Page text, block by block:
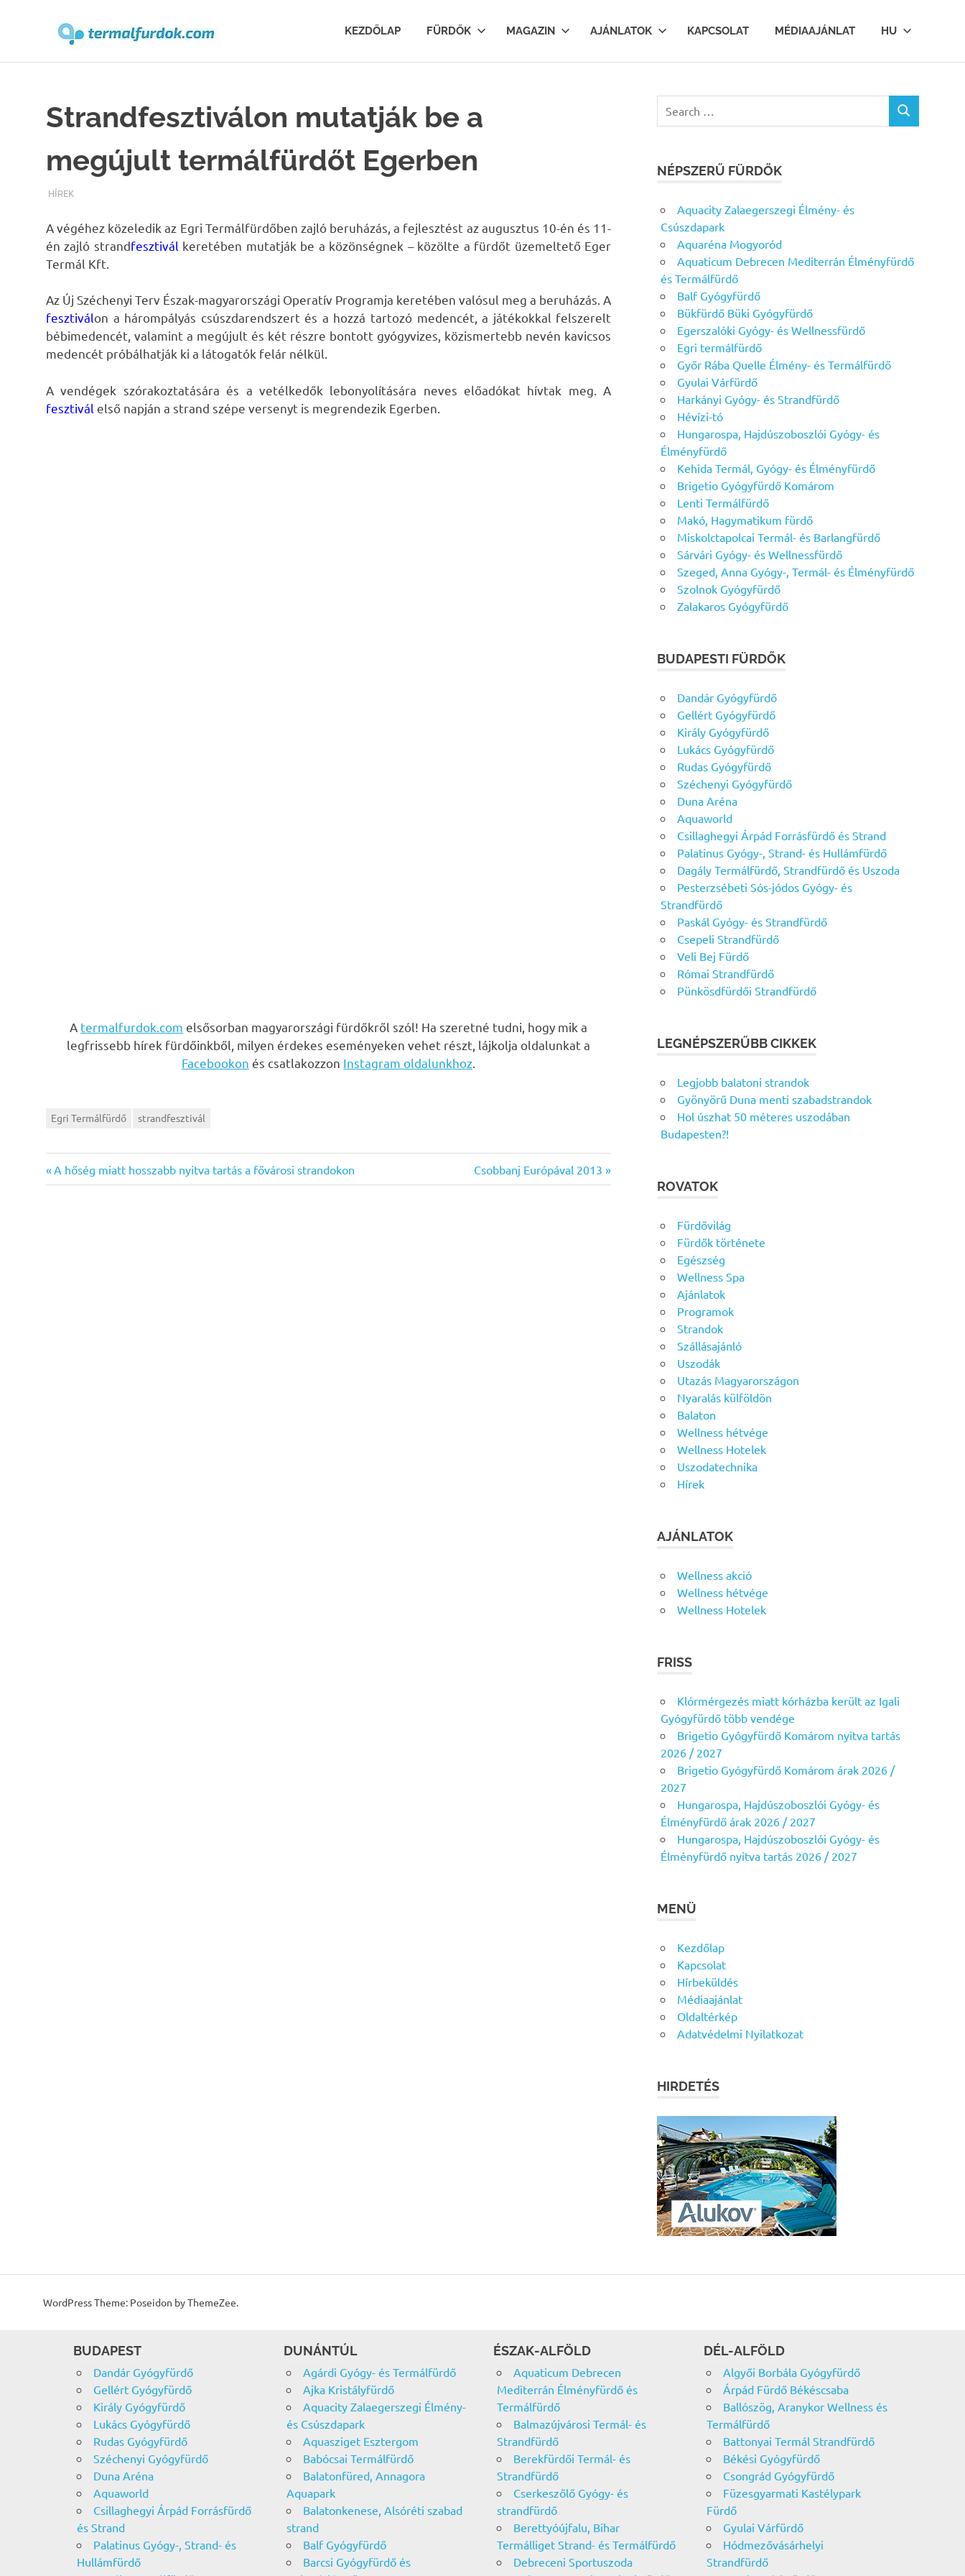
Termalfurdok.com
KEZDŐLAP FÜRDŐK MAGAZIN AJÁNLATOK KAPCSOLAT MÉDIAAJÁNLAT HU
Strandfesztiválon mutatják be a
megújult termálfürdőt Egerben
TERMALFURDOK.COM
HÍREK
A végéhez közeledik az Egri Termálfürdőben zajló beruházás, a fejlesztést az augusztus 10-én és 11-
én zajló strandfesztivál keretében mutatják be a közönségnek – közölte a fürdőt üzemeltető Eger
Termál Kft.
Az Új Széchenyi Terv Észak-magyarországi Operatív Programja keretében valósul meg a beruházás. A
fesztiválon a hárompályás csúszdarendszert és a hozzá tartozó medencét, a játékokkal felszerelt
bébimedencét, valamint a megújult és két részre bontott gyógyvizes, közismertebb nevén kavicsos
medencét próbálhatják ki a látogatók felár nélkül.
A vendégek szórakoztatására és a vetélkedők lebonyolítására neves előadókat hívtak meg. A
fesztivál első napján a strand szépe versenyt is megrendezik Egerben.
A termalfurdok.com elsősorban magyarországi fürdőkről szól! Ha szeretné tudni, hogy mik a
legfrissebb hírek fürdőinkből, milyen érdekes eseményeken vehet részt, lájkolja oldalunkat a
Facebookon és csatlakozzon Instagram oldalunkhoz.
Egri Termálfürdő strandfesztivál
Bejegyzés
Previous
Post:
A hőség miatt hosszabb nyitva tartás a fővárosi strandokon
Next
Post:
Csobbanj Európával 2013
for:
SEARCH
NÉPSZERŰ FÜRDŐK
Aquacity Zalaegerszegi Élmény- és
Csúszdapark
Aquaréna Mogyoród
Aquaticum Debrecen Mediterrán Élményfürdő
és Termálfürdő
Balf Gyógyfürdő
Bükfürdő Büki Gyógyfürdő
Egerszalóki Gyógy- és Wellnessfürdő
Egri termálfürdő
Győr Rába Quelle Élmény- és Termálfürdő
Gyulai Várfürdő
Harkányi Gyógy- és Strandfürdő
Hévízi-tó
Hungarospa, Hajdúszoboszlói Gyógy- és
Élményfürdő
Kehida Termál, Gyógy- és Élményfürdő
Brigetio Gyógyfürdő Komárom
Lenti Termálfürdő
Makó, Hagymatikum fürdő
Miskolctapolcai Termál- és Barlangfürdő
Sárvári Gyógy- és Wellnessfürdő
Szeged, Anna Gyógy-, Termál- és Élményfürdő
Szolnok Gyógyfürdő
Zalakaros Gyógyfürdő
BUDAPESTI FÜRDŐK
Dandár Gyógyfürdő
Gellért Gyógyfürdő
Király Gyógyfürdő
Lukács Gyógyfürdő
Rudas Gyógyfürdő
Széchenyi Gyógyfürdő
Duna Aréna
Aquaworld
Csillaghegyi Árpád Forrásfürdő és Strand
Palatinus Gyógy-, Strand- és Hullámfürdő
Dagály Termálfürdő, Strandfürdő és Uszoda
Pesterzsébeti Sós-jódos Gyógy- és
Strandfürdő
Paskál Gyógy- és Strandfürdő
Csepeli Strandfürdő
Veli Bej Fürdő
Római Strandfürdő
Pünkösdfürdői Strandfürdő
LEGNÉPSZERŰBB CIKKEK
Legjobb balatoni strandok
Gyönyörű Duna menti szabadstrandok
Hol úszhat 50 méteres uszodában
Budapesten?!
ROVATOK
Fürdővilág
Fürdők története
Egészség
Wellness Spa
Ajánlatok
Programok
Strandok
Szállásajánló
Uszodák
Utazás Magyarországon
Nyaralás külföldön
Balaton
Wellness hétvége
Wellness Hotelek
Uszodatechnika
Hírek
AJÁNLATOK
Wellness akció
Wellness hétvége
Wellness Hotelek
FRISS
Klórmérgezés miatt kórházba került az Igali
Gyógyfürdő több vendége
Brigetio Gyógyfürdő Komárom nyitva tartás
2026 / 2027
Brigetio Gyógyfürdő Komárom árak 2026 /
2027
Hungarospa, Hajdúszoboszlói Gyógy- és
Élményfürdő árak 2026 / 2027
Hungarospa, Hajdúszoboszlói Gyógy- és
Élményfürdő nyitva tartás 2026 / 2027
MENÜ
Kezdőlap
Kapcsolat
Hírbeküldés
Médiaajánlat
Oldaltérkép
Adatvédelmi Nyilatkozat
HIRDETÉS
WordPress Theme: Poseidon by ThemeZee.
BUDAPEST
Dandár Gyógyfürdő
Gellért Gyógyfürdő
Király Gyógyfürdő
Lukács Gyógyfürdő
Rudas Gyógyfürdő
Széchenyi Gyógyfürdő
Duna Aréna
Aquaworld
Csillaghegyi Árpád Forrásfürdő
és Strand
Palatinus Gyógy-, Strand- és
Hullámfürdő
DUNÁNTÚL
Agárdi Gyógy- és Termálfürdő
Ajka Kristályfürdő
Aquacity Zalaegerszegi Élmény-
és Csúszdapark
Aquasziget Esztergom
Babócsai Termálfürdő
Balatonfüred, Annagora
Aquapark
Balatonkenese, Alsóréti szabad
strand
Balf Gyógyfürdő
Barcsi Gyógyfürdő és
ÉSZAK-ALFÖLD
Aquaticum Debrecen
Mediterrán Élményfürdő és
Termálfürdő
Balmazújvárosi Termál- és
Strandfürdő
Berekfürdői Termál- és
Strandfürdő
Cserkeszőlő Gyógy- és
strandfürdő
Berettyóújfalu, Bihar
Termálliget Strand- és Termálfürdő
Debreceni Sportuszoda
DÉL-ALFÖLD
Algyői Borbála Gyógyfürdő
Árpád Fürdő Békéscsaba
Ballószög, Aranykor Wellness és
Termálfürdő
Battonyai Termál Strandfürdő
Békési Gyógyfürdő
Csongrád Gyógyfürdő
Füzesgyarmati Kastélypark
Fürdő
Gyulai Várfürdő
Hódmezővásárhelyi
Strandfürdő